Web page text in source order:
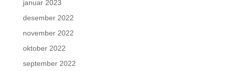
januar 2023
desember 2022
november 2022
oktober 2022
september 2022